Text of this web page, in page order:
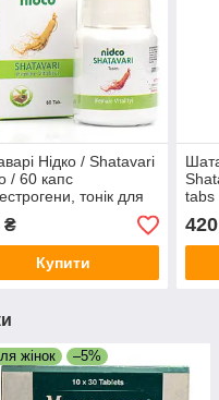
Нідко / Shatavari
/ 60 капс
тонік для
₴
Купити
tabs
для
420
жінок –5%